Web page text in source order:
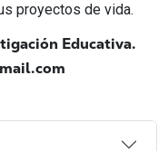
proyectos de vida.
Educativa.